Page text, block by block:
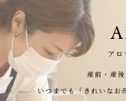
ア
産前・産
いつまでも「きれいなお